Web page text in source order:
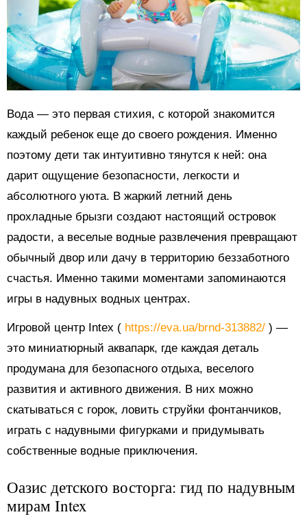
Вода — это первая стихия, с которой знакомится
каждый ребенок еще до своего рождения. Именно
поэтому дети так интуитивно тянутся к ней: она
дарит ощущение безопасности, легкости и
абсолютного уюта. В жаркий летний день
прохладные брызги создают настоящий островок
радости, а веселые водные развлечения превращают
обычный двор или дачу в территорию беззаботного
счастья. Именно такими моментами запоминаются
игры в надувных водных центрах.
Игровой центр Intex ( https://eva.ua/brnd-313882/ ) —
это миниатюрный аквапарк, где каждая деталь
продумана для безопасного отдыха, веселого
развития и активного движения. В них можно
скатываться с горок, ловить струйки фонтанчиков,
играть с надувными фигурками и придумывать
собственные водные приключения.
Оазис детского восторга: гид по надувным
мирам Intex